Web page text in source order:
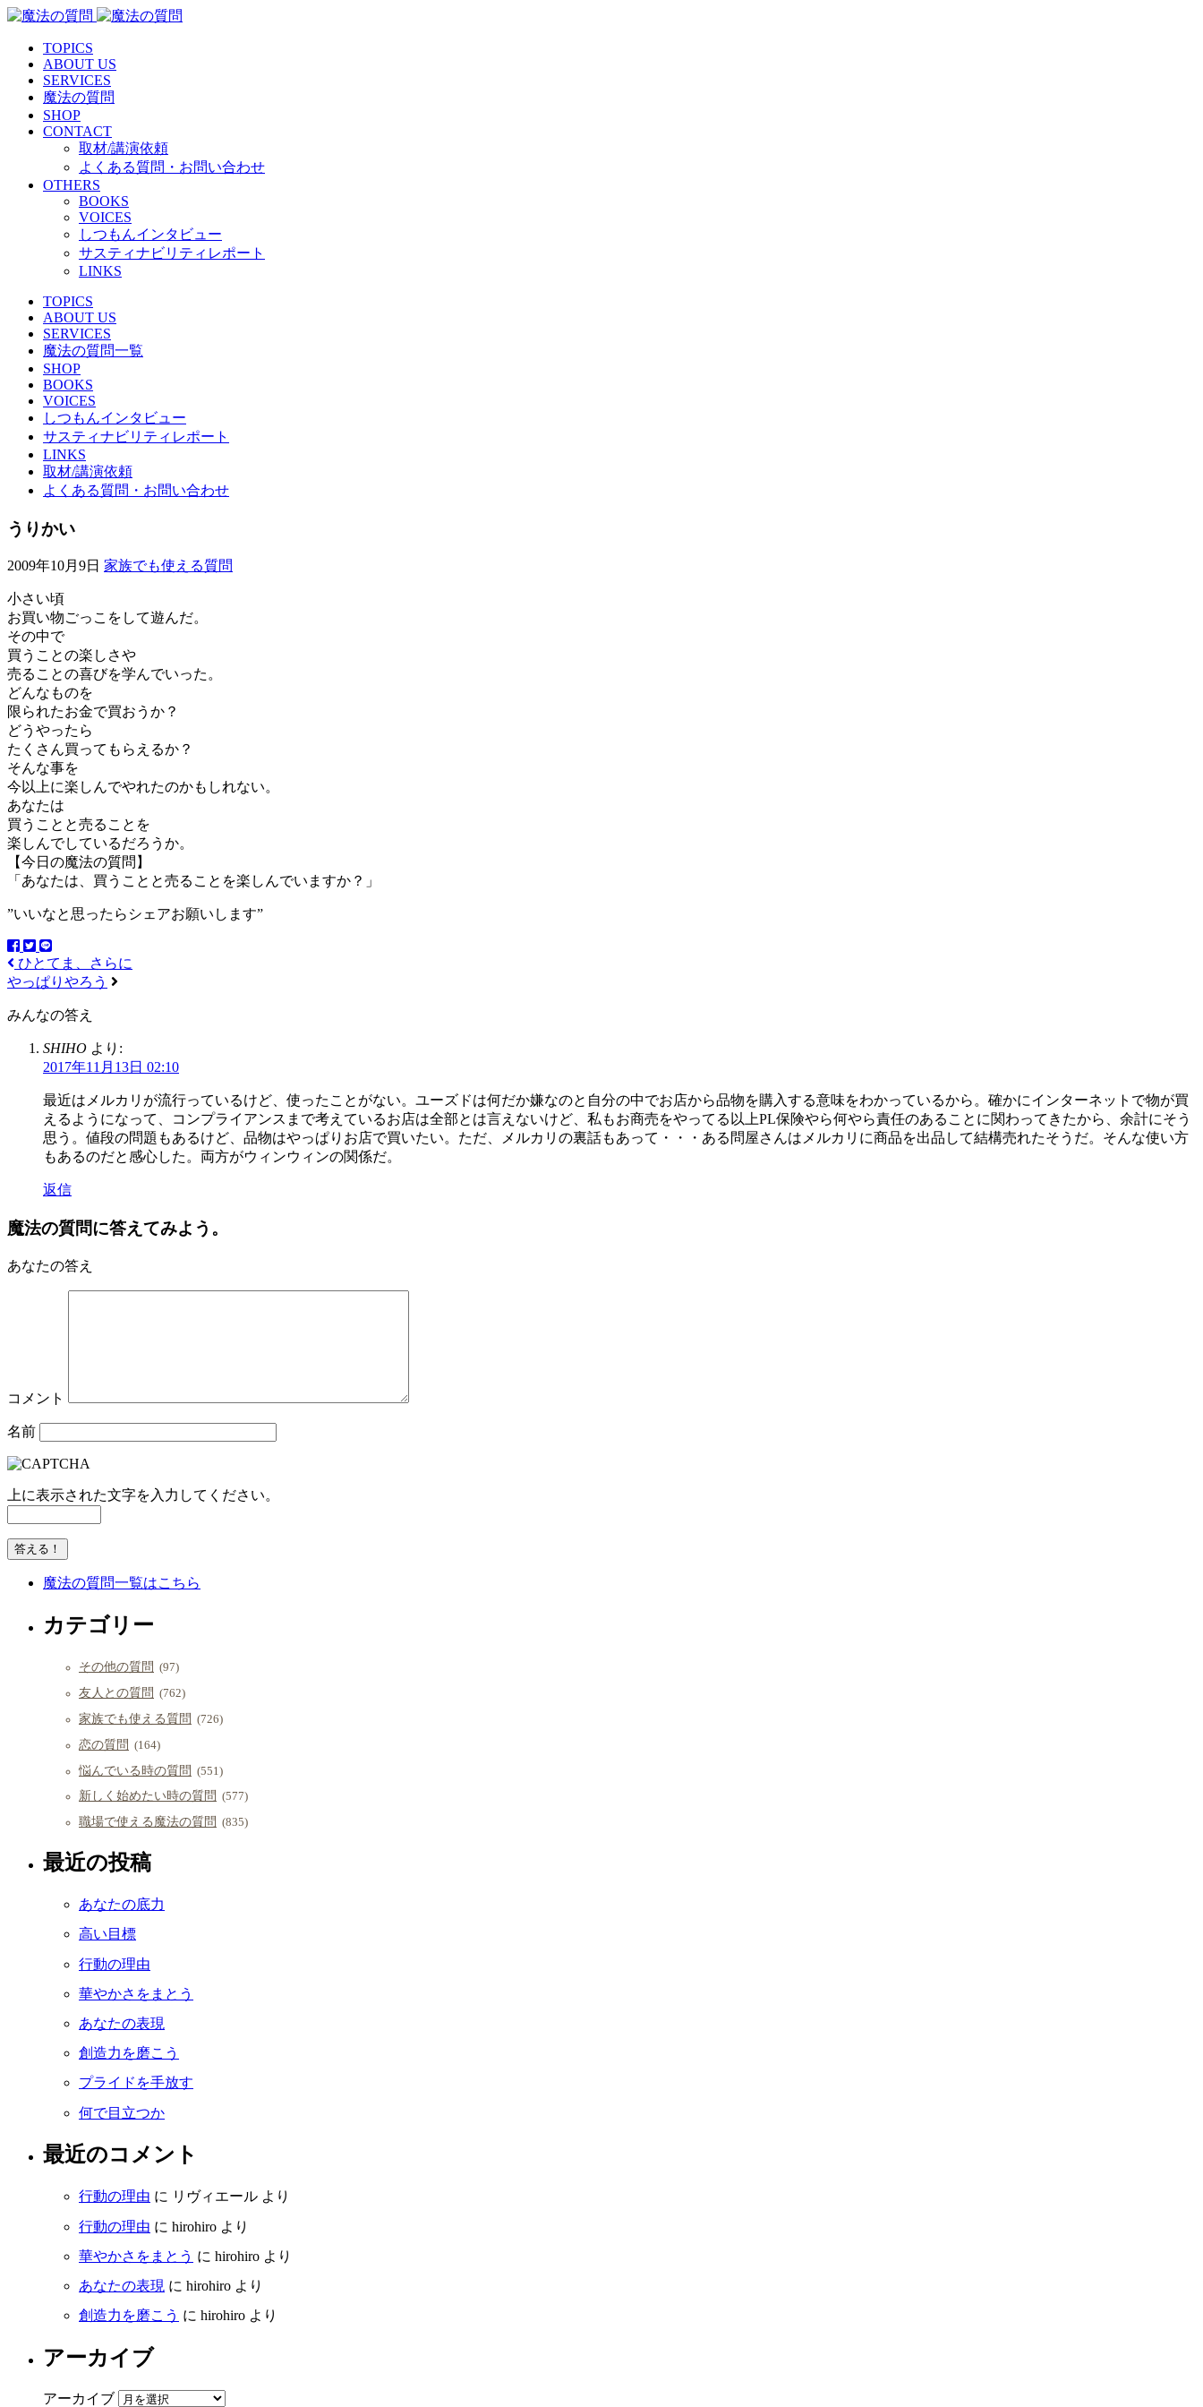
TOPICS
ABOUT US
SERVICES
魔法の質問
SHOP
CONTACT
取材/講演依頼
よくある質問・お問い合わせ
OTHERS
BOOKS
VOICES
しつもんインタビュー
サスティナビリティレポート
LINKS
TOPICS
ABOUT US
SERVICES
魔法の質問一覧
SHOP
BOOKS
VOICES
しつもんインタビュー
サスティナビリティレポート
LINKS
取材/講演依頼
よくある質問・お問い合わせ
うりかい
2009年10月9日 家族でも使える質問
小さい頃
お買い物ごっこをして遊んだ。
その中で
買うことの楽しさや
売ることの喜びを学んでいった。
どんなものを
限られたお金で買おうか？
どうやったら
たくさん買ってもらえるか？
そんな事を
今以上に楽しんでやれたのかもしれない。
あなたは
買うことと売ることを
楽しんでしているだろうか。
【今日の魔法の質問】
「あなたは、買うことと売ることを楽しんでいますか？」
”いいなと思ったらシェアお願いします”
ひとてま、さらに
やっぱりやろう
みんなの答え
SHIHO より:
2017年11月13日 02:10
最近はメルカリが流行っているけど、使ったことがない。ユーズドは何だか嫌なのと自分の中でお店から品物を購入する意味をわかっているから。確かにインターネットで物が買
えるようになって、コンプライアンスまで考えているお店は全部とは言えないけど、私もお商売をやってる以上PL保険やら何やら責任のあることに関わってきたから、余計にそう
思う。値段の問題もあるけど、品物はやっぱりお店で買いたい。ただ、メルカリの裏話もあって・・・ある問屋さんはメルカリに商品を出品して結構売れたそうだ。そんな使い方
もあるのだと感心した。両方がウィンウィンの関係だ。
返信
魔法の質問に答えてみよう。
あなたの答え
コメント
名前
上に表示された文字を入力してください。
魔法の質問一覧はこちら
カテゴリー
その他の質問 (97)
友人との質問 (762)
家族でも使える質問 (726)
恋の質問 (164)
悩んでいる時の質問 (551)
新しく始めたい時の質問 (577)
職場で使える魔法の質問 (835)
最近の投稿
あなたの底力
高い目標
行動の理由
華やかさをまとう
あなたの表現
創造力を磨こう
プライドを手放す
何で目立つか
最近のコメント
行動の理由 に リヴィエール より
行動の理由 に hirohiro より
華やかさをまとう に hirohiro より
あなたの表現 に hirohiro より
創造力を磨こう に hirohiro より
アーカイブ
アーカイブ